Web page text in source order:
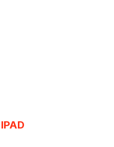
IPAD